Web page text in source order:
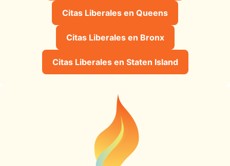
Citas Liberales en Queens
Citas Liberales en Bronx
Citas Liberales en Staten Island